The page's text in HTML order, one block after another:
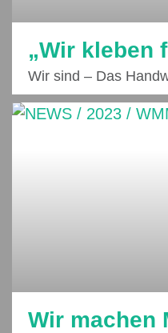
„Wir kleben
Wir sind – Das
Wir machen